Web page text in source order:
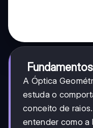
A Óptica
estuda o
conceito de
entender como a